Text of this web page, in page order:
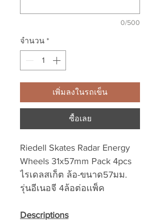
0/500
จำนวน *
เพิ่มลงในรถเข็น
ซื้อเลย
Riedell Skates Radar Energy
Wheels 31x57mm Pack 4pcs
ไรเดลสเก็ต ล้อ-ขนาด57มม.
รุ่นอีเนอจี 4ล้อต่อเเพ็ค
Descriptions